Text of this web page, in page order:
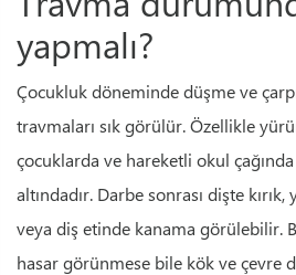
yapmalı?
Çocukluk döneminde düşme ve
travmaları sık görülür. Özellikle
çocuklarda ve hareketli okul
altındadır. Darbe sonrası dişte
veya diş etinde kanama görülebilir.
hasar görünmese bile kök ve çevre